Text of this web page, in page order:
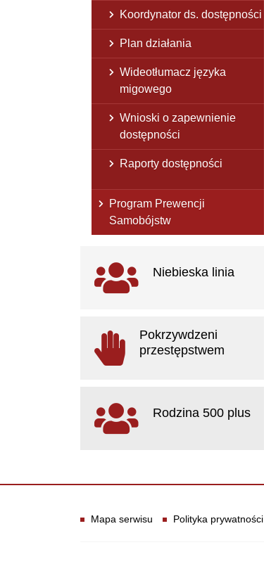
Koordynator ds. dostępności
Plan działania
Wideotłumacz języka
migowego
Wnioski o zapewnienie
dostępności
Raporty dostępności
Program Prewencji
Samobójstw
Ważne linki
Niebieska linia
Pokrzywdzeni
przestępstwem
Rodzina 500 plus
Informacje
Mapa serwisu Polityka prywatności